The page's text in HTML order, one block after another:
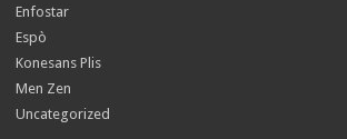
Enfostar
Espò
Konesans Plis
Men Zen
Uncategorized